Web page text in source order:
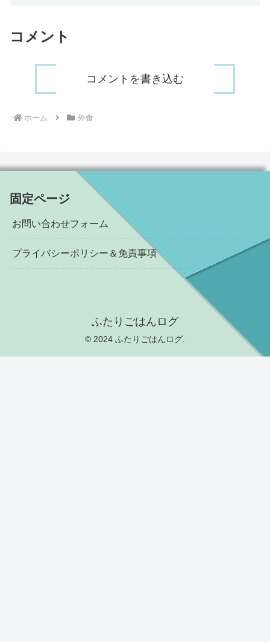
コメント
コメントを書き込む
ホーム 外食
固定ページ
お問い合わせフォーム
プライバシーポリシー＆免責事項
ふたりごはんログ
© 2024 ふたりごはんログ.